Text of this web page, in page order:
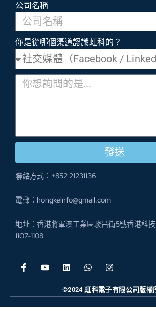
公司名稱
你是從哪個渠道認識虹科的？
發送
聯絡方式：+852 21231136
電郵：hongkeinfo@gmail.com
地址：香港將軍澳工業區駿昌街5號香港科
1107-1108
©2024 虹科電子有限公司版權